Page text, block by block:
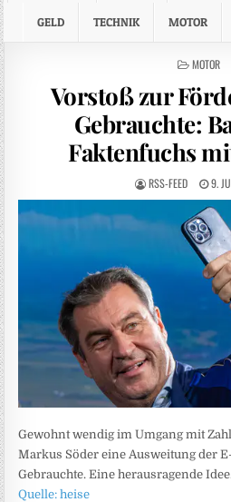
GELD TECHNIK MOTOR
POSTED
MOTOR
Vorstoß zur
Gebrauchte:
Faktenfuchs
RSS-FEED 9.
Gewohnt wendig im Umgang mit
Markus Söder eine Ausweitung der
Gebrauchte. Eine herausragende
Quelle: heise